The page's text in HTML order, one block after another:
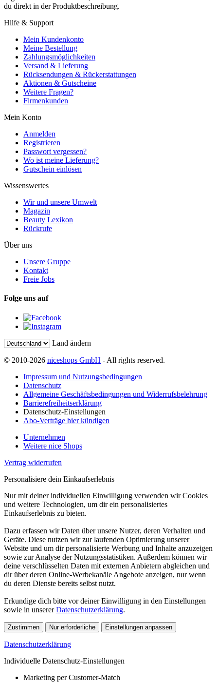
du direkt in der Produktbeschreibung.
Hilfe & Support
Mein Kundenkonto
Meine Bestellung
Zahlungsmöglichkeiten
Versand & Lieferung
Rücksendungen & Rückerstattungen
Aktionen & Gutscheine
Weitere Fragen?
Firmenkunden
Mein Konto
Anmelden
Registrieren
Passwort vergessen?
Wo ist meine Lieferung?
Gutschein einlösen
Wissenswertes
Wir und unsere Umwelt
Magazin
Beauty Lexikon
Rückrufe
Über uns
Unsere Gruppe
Kontakt
Freie Jobs
Folge uns auf
Land ändern
© 2010-2026 niceshops GmbH - All rights reserved.
Impressum und Nutzungsbedingungen
Datenschutz
Allgemeine Geschäftsbedingungen und Widerrufsbelehrung
Barrierefreiheitserklärung
Datenschutz-Einstellungen
Abo-Verträge hier kündigen
Unternehmen
Weitere nice Shops
Vertrag widerrufen
Personalisiere dein Einkaufserlebnis
Nur mit deiner individuellen Einwilligung verwenden wir Cookies
und weitere Technologien, um dir ein personalisiertes
Einkaufserlebnis zu bieten.
Dazu erfassen wir Daten über unsere Nutzer, deren Verhalten und
Geräte. Diese nutzen wir zur laufenden Optimierung unserer
Website und um dir personalisierte Werbung und Inhalte anzuzeigen
sowie zur Analyse der Nutzungsstatistiken. Außerdem können wir
deine verschlüsselten Daten mit externen Anbietern abgleichen und
dir über deren Online-Werbekanäle Angebote anzeigen, nur wenn
du deren Dienste bereits selbst nutzt.
Erkundige dich bitte vor deiner Einwilligung in den Einstellungen
sowie in unsererDatenschutzerklärung.
Zustimmen Nur erforderliche Einstellungen anpassen
Datenschutzerklärung
Individuelle Datenschutz-Einstellungen
Marketing per Customer-Match